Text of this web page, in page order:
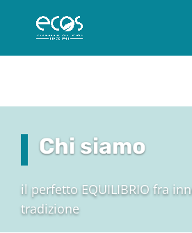
Chi siamo
il perfetto EQUILIBRIO fra
tradizione